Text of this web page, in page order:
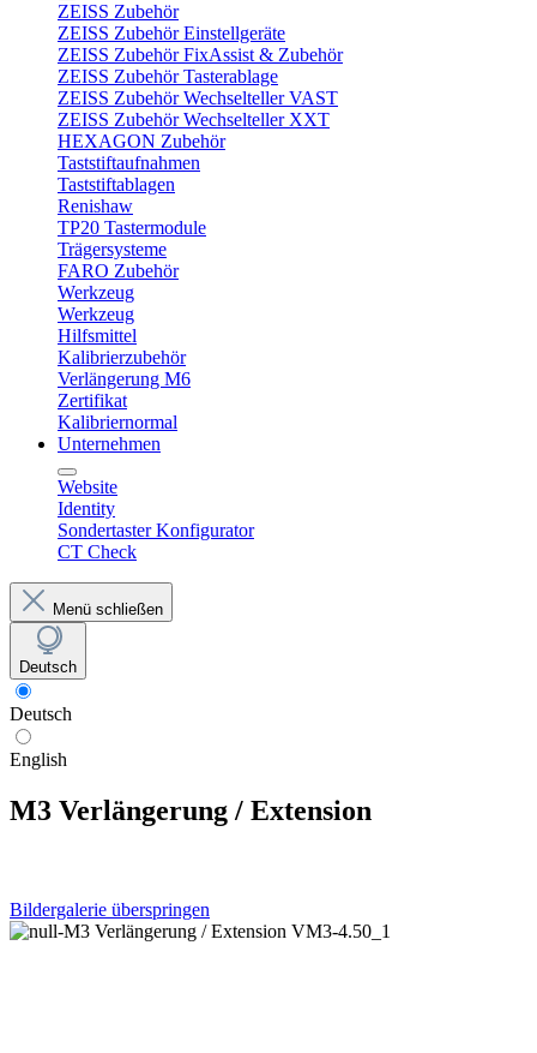
ZEISS Zubehör
ZEISS Zubehör Einstellgeräte
ZEISS Zubehör FixAssist & Zubehör
ZEISS Zubehör Tasterablage
ZEISS Zubehör Wechselteller VAST
ZEISS Zubehör Wechselteller XXT
HEXAGON Zubehör
Taststiftaufnahmen
Taststiftablagen
Renishaw
TP20 Tastermodule
Trägersysteme
FARO Zubehör
Werkzeug
Werkzeug
Hilfsmittel
Kalibrierzubehör
Verlängerung M6
Zertifikat
Kalibriernormal
Unternehmen
Website
Identity
Sondertaster Konfigurator
CT Check
Menü schließen
Deutsch
Deutsch
English
M3 Verlängerung / Extension
Bildergalerie überspringen